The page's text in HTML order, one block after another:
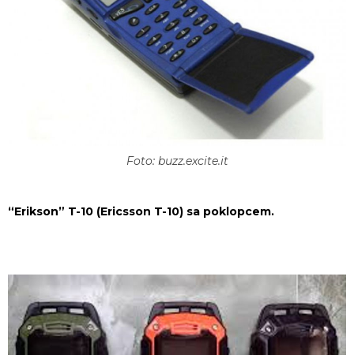
Foto: buzz.excite.it
“Erikson” T-10 (Ericsson T-10) sa poklopcem.